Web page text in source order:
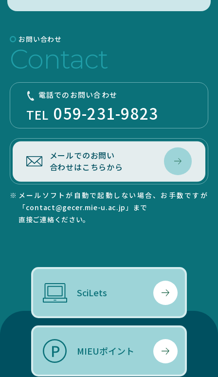
お問い合わせ
Contact
電話でのお問い合わせ
TEL 059-231-9823
メールでのお問い
合わせはこちらから
メールソフトが自動で起動しない場合、お手数ですが
「contact@gecer.mie-u.ac.jp」まで
直接ご連絡ください。
SciLets
MIEUポイント